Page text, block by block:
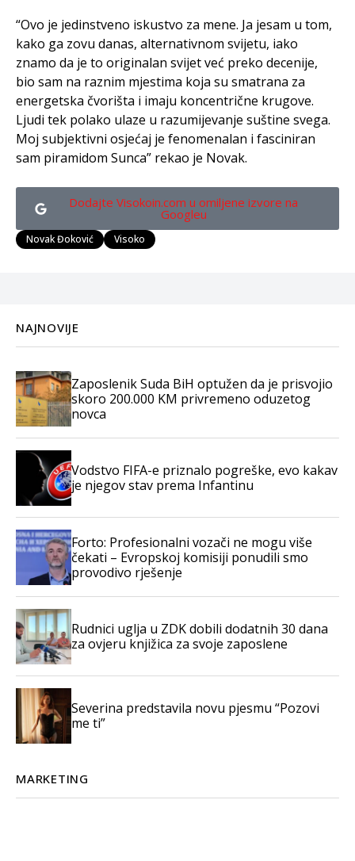
“Ovo je jedinstveno iskustvo za mene. Ja jesam u tom,
kako ga zovu danas, alternativnom svijetu, iako
znamo da je to originalan svijet već preko decenije,
bio sam na raznim mjestima koja su smatrana za
energetska čvorišta i imaju koncentrične krugove.
Ljudi tek polako ulaze u razumijevanje suštine svega.
Moj subjektivni osjećaj je fenomenalan i fasciniran
sam piramidom Sunca” rekao je Novak.
Dodajte Visokoin.com u omiljene izvore na
Googleu
Novak Đoković Visoko
NAJNOVIJE
Zaposlenik Suda BiH optužen da je prisvojio
skoro 200.000 KM privremeno oduzetog
novca
Vodstvo FIFA-e priznalo pogreške, evo kakav
je njegov stav prema Infantinu
Forto: Profesionalni vozači ne mogu više
čekati – Evropskoj komisiji ponudili smo
provodivo rješenje
Rudnici uglja u ZDK dobili dodatnih 30 dana
za ovjeru knjižica za svoje zaposlene
Severina predstavila novu pjesmu “Pozovi
me ti”
MARKETING